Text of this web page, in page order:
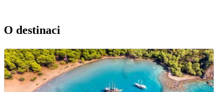
O destinaci